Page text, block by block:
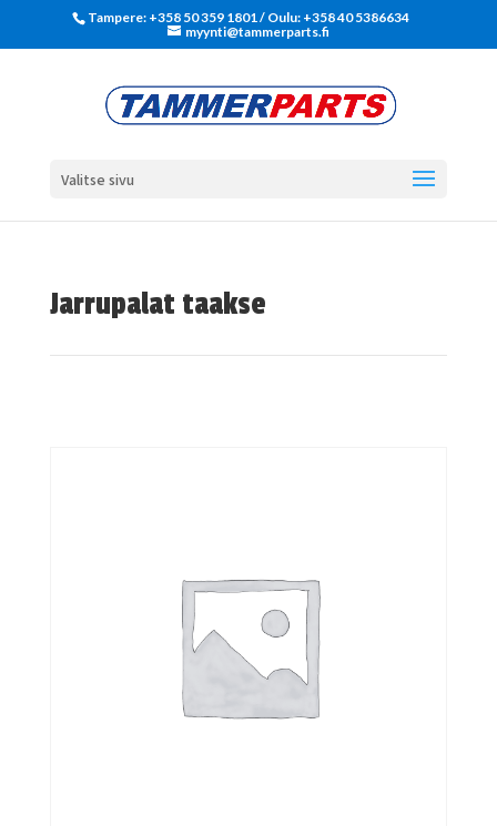
Tampere: +358 50 359 1801‬ / Oulu: +358 40 5386634
myynti@tammerparts.fi
Valitse sivu
Jarrupalat taakse